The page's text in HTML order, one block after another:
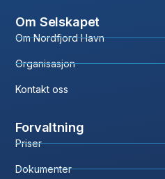
Om Selskapet
Om Nordfjord Havn
Organisasjon
Kontakt oss
Forvaltning
Priser
Dokumenter